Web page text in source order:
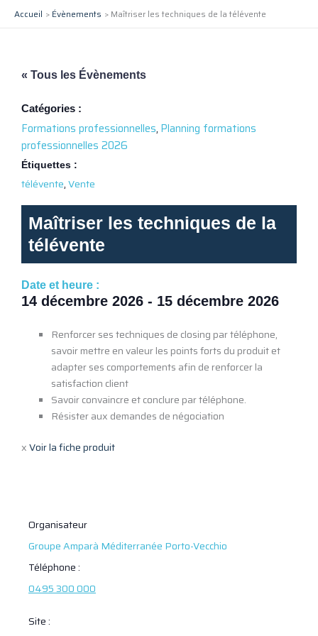
Accueil Évènements Maîtriser les techniques de la télévente
« Tous les Évènements
Catégories :
Formations professionnelles, Planning formations
professionnelles 2026
Étiquettes :
télévente,Vente
Maîtriser les techniques de la
télévente
Date et heure :
14 décembre 2026 - 15 décembre 2026
Renforcer ses techniques de closing par téléphone,
savoir mettre en valeur les points forts du produit et
adapter ses comportements afin de renforcer la
satisfaction client
Savoir convaincre et conclure par téléphone.
Résister aux demandes de négociation
xVoir la fiche produit
Organisateur
Groupe Amparà Méditerranée Porto-Vecchio
Téléphone :
0495 300 000
Site :